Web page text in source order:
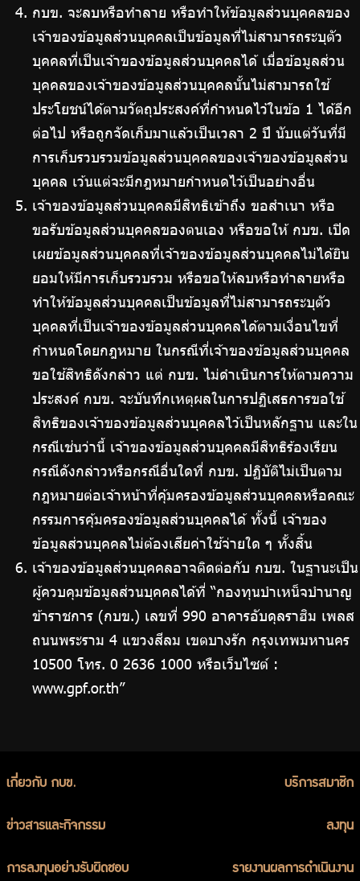
กบข. จะลบหรือทำลาย หรือทำให้ข้อมูลส่วนบุคคลของ
เจ้าของข้อมูลส่วนบุคคลเป็นข้อมูลที่ไม่สามารถระบุตัว
บุคคลที่เป็นเจ้าของข้อมูลส่วนบุคคลได้ เมื่อข้อมูลส่วน
บุคคลของเจ้าของข้อมูลส่วนบุคคลนั้นไม่สามารถใช้
ประโยชน์ได้ตามวัตถุประสงค์ที่กำหนดไว้ในข้อ 1 ได้อีก
ต่อไป หรือถูกจัดเก็บมาแล้วเป็นเวลา 2 ปี นับแต่วันที่มี
การเก็บรวบรวมข้อมูลส่วนบุคคลของเจ้าของข้อมูลส่วน
บุคคล เว้นแต่จะมีกฎหมายกำหนดไว้เป็นอย่างอื่น
เจ้าของข้อมูลส่วนบุคคลมีสิทธิเข้าถึง ขอสำเนา หรือ
ขอรับข้อมูลส่วนบุคคลของตนเอง หรือขอให้ กบข. เปิด
เผยข้อมูลส่วนบุคคลที่เจ้าของข้อมูลส่วนบุคคลไม่ได้ยิน
ยอมให้มีการเก็บรวบรวม หรือขอให้ลบหรือทำลายหรือ
ทำให้ข้อมูลส่วนบุคคลเป็นข้อมูลที่ไม่สามารถระบุตัว
บุคคลที่เป็นเจ้าของข้อมูลส่วนบุคคลได้ตามเงื่อนไขที่
กำหนดโดยกฎหมาย ในกรณีที่เจ้าของข้อมูลส่วนบุคคล
ขอใช้สิทธิดังกล่าว แต่ กบข. ไม่ดำเนินการให้ตามความ
ประสงค์ กบข. จะบันทึกเหตุผลในการปฏิเสธการขอใช้
สิทธิของเจ้าของข้อมูลส่วนบุคคลไว้เป็นหลักฐาน และใน
กรณีเช่นว่านี้ เจ้าของข้อมูลส่วนบุคคลมีสิทธิร้องเรียน
กรณีดังกล่าวหรือกรณีอื่นใดที่ กบข. ปฏิบัติไม่เป็นตาม
กฎหมายต่อเจ้าหน้าที่คุ้มครองข้อมูลส่วนบุคคลหรือคณะ
กรรมการคุ้มครองข้อมูลส่วนบุคคลได้ ทั้งนี้ เจ้าของ
ข้อมูลส่วนบุคคลไม่ต้องเสียค่าใช้จ่ายใด ๆ ทั้งสิ้น
เจ้าของข้อมูลส่วนบุคคลอาจติดต่อกับ กบข. ในฐานะเป็น
ผู้ควบคุมข้อมูลส่วนบุคคลได้ที่ “กองทุนบำเหน็จบำนาญ
ข้าราชการ (กบข.) เลขที่ 990 อาคารอับดุลราฮิม เพลส
ถนนพระราม 4 แขวงสีลม เขตบางรัก กรุงเทพมหานคร
10500 โทร. 0 2636 1000 หรือเว็บไซต์ :
www.gpf.or.th”
เกี่ยวกับ กบข. บริการสมาชิก
ข่าวสารและกิจกรรม ลงทุน
การลงทุนอย่างรับผิดชอบ รายงานผลการดำเนินงาน